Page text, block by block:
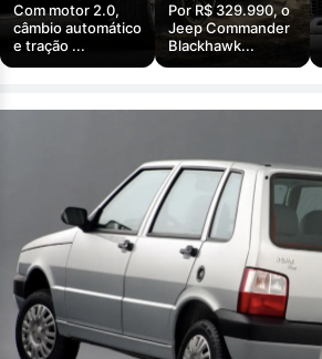
Com motor 2.0,
câmbio automático
e tração ...
Por R$ 329.990, o
Jeep Commander
Blackhawk...